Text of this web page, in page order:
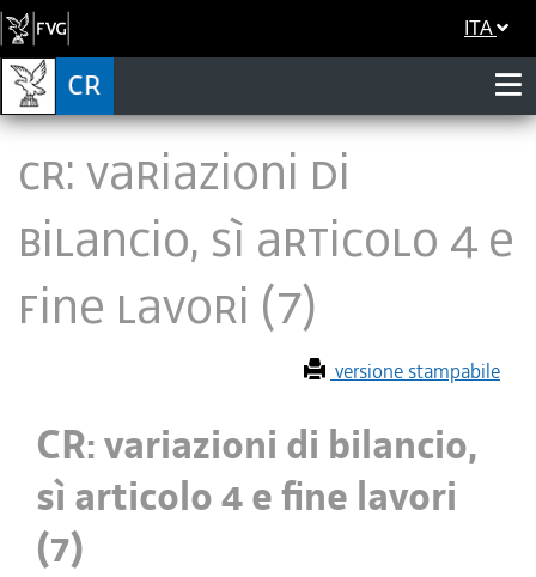
ITA
CR: variazioni di
bilancio, sì articolo 4 e
fine lavori (7)
versione stampabile
CR: variazioni di bilancio,
sì articolo 4 e fine lavori
(7)